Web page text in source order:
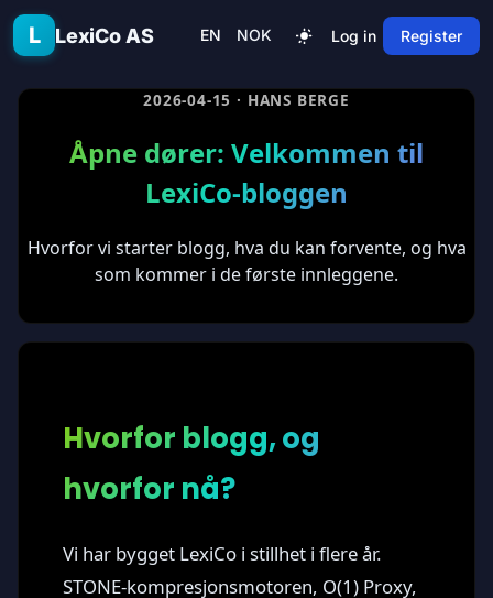
Skip to main content
L LexiCo AS EN NOK Log in Register
2026-04-15 · HANS BERGE
Åpne dører: Velkommen til
LexiCo-bloggen
Hvorfor vi starter blogg, hva du kan forvente, og hva
som kommer i de første innleggene.
Hvorfor blogg, og
hvorfor nå?
Vi har bygget LexiCo i stillhet i flere år.
STONE-kompresjonsmotoren, O(1) Proxy,